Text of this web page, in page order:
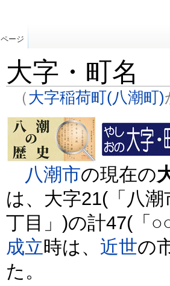
大字・町名
（大字稲荷町(八潮町)
八潮市の現在の
は、大字21(「八
丁目」)の計47(「
成立時は、 近世の
た。
ページ